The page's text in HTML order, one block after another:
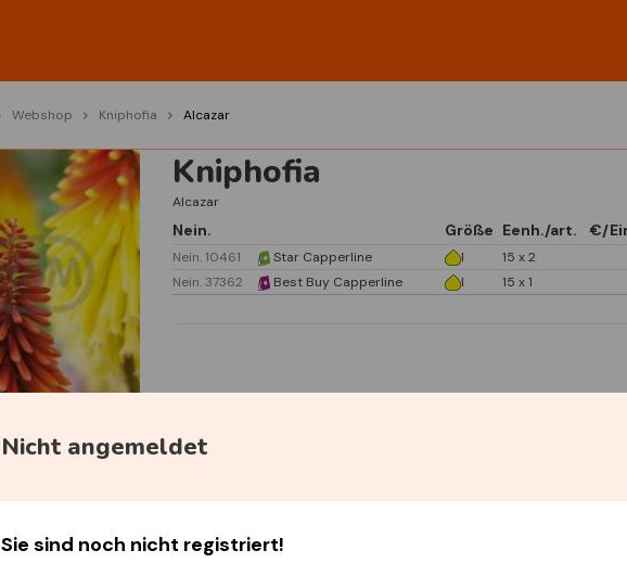
Nicht angemeldet
Sie sind noch nicht registriert!
Webshop Kniphofia Alcazar
Kniphofia
Alcazar
Nein. Größe Eenh./art. €/
Nein. 10461 Star Capperline I 15 x 2
Nein. 37362
Best Buy Capperline I 15 x 1